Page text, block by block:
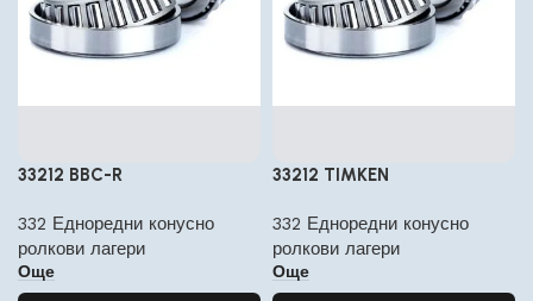
33212 BBC-R
332 Едноредни конусно
ролкови лагери
Още
33212 TIMKEN
332 Едноредни конусно
ролкови лагери
Още